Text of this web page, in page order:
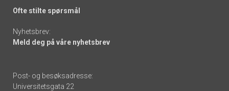
Ofte stilte spørsmål
Nyhetsbrev:
Meld deg på våre nyhetsbrev
Post- og besøksadresse:
Universitetsgata 22